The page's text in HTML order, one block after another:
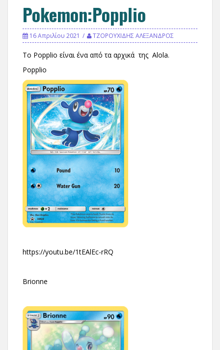
Pokemon:Popplio
16 Απριλίου 2021 ΤΖΟΡΟΥΧΙΔΗΣ ΑΛΕΞΑΝΔΡΟΣ
Το Poppliο είναι ένα από τα αρχικά της Alola.
Popplio
https://youtu.be/1tEAlEc-rRQ
Brionne